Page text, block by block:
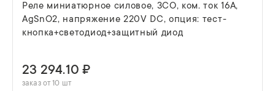
Реле миниатюрное силовое, 3CO, ком. ток 16А,
AgSnO2, напряжение 220V DC, опция: тест-
кнопка+светодиод+защитный диод
23 294.10 ₽
заказ от 10 шт